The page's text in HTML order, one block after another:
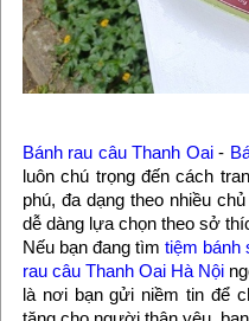
Bánh rau câu Thanh Oai-
luôn chú trọng đến cách
phú, đa dạng theo nhiều
dễ dàng lựa chọn theo sở
Nếu bạn đang tìm tiệm bánh
rau câu Thanh Oai Hà Nội
là nơi bạn gửi niềm tin để